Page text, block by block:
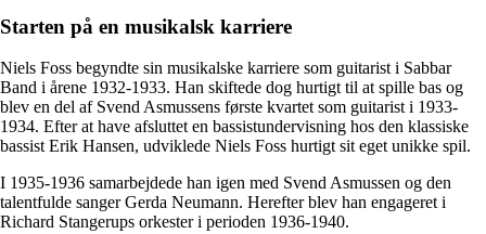
Starten på en musikalsk karriere
Niels Foss begyndte sin musikalske karriere som guitarist i Sabbar
Band i årene 1932-1933. Han skiftede dog hurtigt til at spille bas og
blev en del af Svend Asmussens første kvartet som guitarist i 1933-
1934. Efter at have afsluttet en bassistundervisning hos den klassiske
bassist Erik Hansen, udviklede Niels Foss hurtigt sit eget unikke spil.
I 1935-1936 samarbejdede han igen med Svend Asmussen og den
talentfulde sanger Gerda Neumann. Herefter blev han engageret i
Richard Stangerups orkester i perioden 1936-1940.